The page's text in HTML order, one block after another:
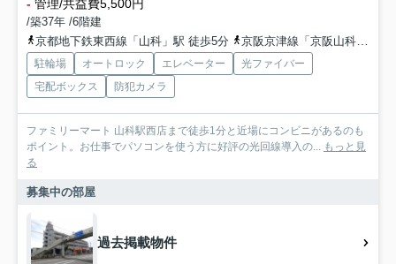
- 管理/共益費5,500円
/築37年 /6階建
京都地下鉄東西線「山科」駅 徒歩5分
京阪京津線「京阪山科」駅 徒歩7分
駐輪場 オートロック エレベーター
光ファイバー
宅配ボックス
防犯カメラ
ファミリーマート 山科駅西店まで徒歩1分と近場にコンビニがあるのも
ポイント。お仕事でパソコンを使う方に好評の光回線導入の... もっと見
る
募集中の部屋
過去掲載物件